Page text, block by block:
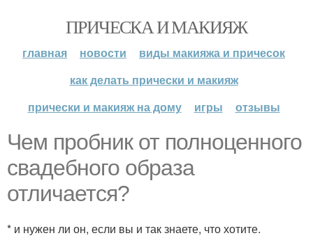
ПРИЧЕСКА И МАКИЯЖ
главная новости
виды макияжа и причесок
как делать прически и макияж
прически и макияж на дому
игры отзывы
Чем пробник от полноценного
свадебного образа
отличается?
* и нужен ли он, если вы и так знаете, что хотите.